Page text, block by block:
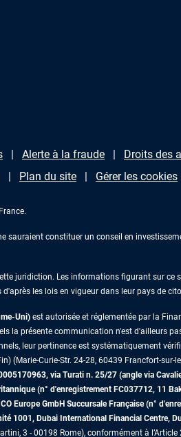
Alerte à la fraude Droits des
Plan du site Gérer les cookies
constituer un conseil en
juridiction. Les informations figurant sur
les lois en vigueur dans leur pays de
Uni) est autorisée et réglementée par la
la présente communication n'est d'ailleurs
leur pertinence est systématiquement
(Marie-Curie-Str. 24-28, 60439 Francfort-
via Turati n. 25/27 (angle via
(n° d'enregistrement FC037712, 11
Europe GmbH Succursale Française (n°
1001, Dubai International Financial Centre,
3 - 00198 Rome), conformément à